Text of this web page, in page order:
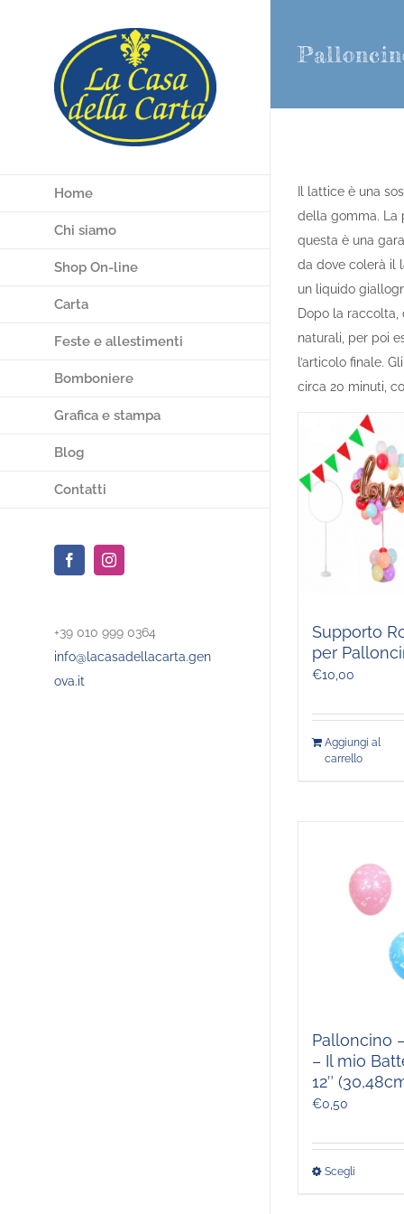
Home
Chi siamo
Shop On-line
Carta
Feste e allestimenti
Bomboniere
Grafica e stampa
Blog
Contatti
FacebookInstagram
+39 010 999 0364
info@lacasadellacarta.gen
ova.it
Il lattice è una
della gomma. La
questa è una
da dove colerà il
un liquido
Dopo la raccolta,
naturali, per poi
l’articolo finale.
circa 20 minuti,
Supporto
per
€10,00
Aggiungi al
carrello
Palloncino
– Il mio
12″
€0,50
Scegli